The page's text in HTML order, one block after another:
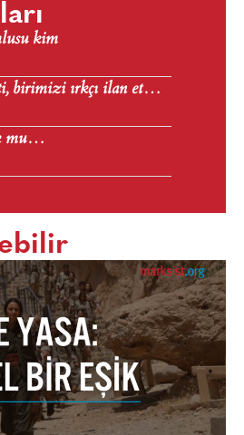
kim
birimizi ırkçı ilan et…
mu…